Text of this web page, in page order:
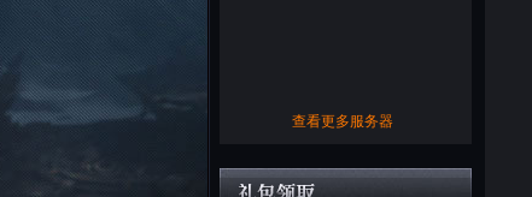
查看更多服务器